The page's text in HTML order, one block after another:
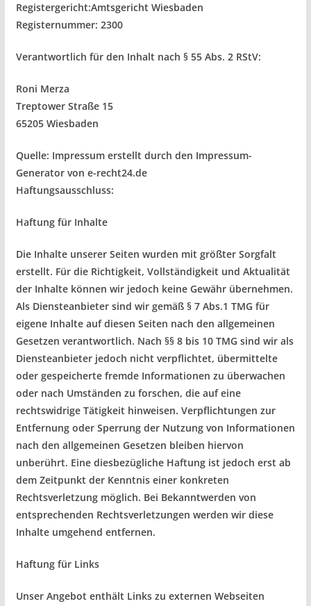
Registergericht:Amtsgericht Wiesbaden
Registernummer: 2300
Verantwortlich für den Inhalt nach § 55 Abs. 2 RStV:
Roni Merza
Treptower Straße 15
65205 Wiesbaden
Quelle: Impressum erstellt durch den Impressum-
Generator von e-recht24.de
Haftungsausschluss:
Haftung für Inhalte
Die Inhalte unserer Seiten wurden mit größter Sorgfalt
erstellt. Für die Richtigkeit, Vollständigkeit und Aktualität
der Inhalte können wir jedoch keine Gewähr übernehmen.
Als Diensteanbieter sind wir gemäß § 7 Abs.1 TMG für
eigene Inhalte auf diesen Seiten nach den allgemeinen
Gesetzen verantwortlich. Nach §§ 8 bis 10 TMG sind wir als
Diensteanbieter jedoch nicht verpflichtet, übermittelte
oder gespeicherte fremde Informationen zu überwachen
oder nach Umständen zu forschen, die auf eine
rechtswidrige Tätigkeit hinweisen. Verpflichtungen zur
Entfernung oder Sperrung der Nutzung von Informationen
nach den allgemeinen Gesetzen bleiben hiervon
unberührt. Eine diesbezügliche Haftung ist jedoch erst ab
dem Zeitpunkt der Kenntnis einer konkreten
Rechtsverletzung möglich. Bei Bekanntwerden von
entsprechenden Rechtsverletzungen werden wir diese
Inhalte umgehend entfernen.
Haftung für Links
Unser Angebot enthält Links zu externen Webseiten